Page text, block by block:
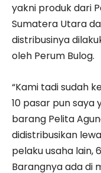
yakni produk dari
Sumatera Utara
distribusinya
oleh Perum Bulog.
“Kami tadi sudah
10 pasar pun
barang Pelita
didistribusikan
pelaku usaha lain,
Barangnya ada di